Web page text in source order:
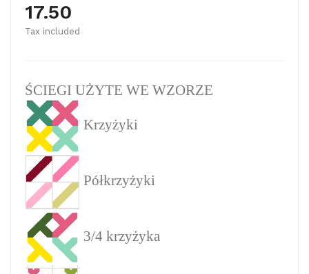
17.50
Tax included
ŚCIEGI UŻYTE WE WZORZE
Krzyżyki
Półkrzyżyki
3/4 krzyżyka